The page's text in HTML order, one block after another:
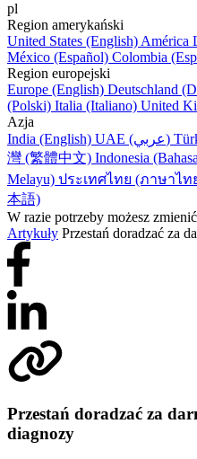
pl
Region amerykański
United States (English) América
México (Español) Colombia
Region europejski
Europe (English) Deutschland
(Polski) Italia (Italiano) United
Azja
India (English)
UAE (عربي)
灣 (繁體中文) Indonesia
Melayu) ประเทศไทย (ภาษาไท
本語)
W razie potrzeby możesz
Artykuły Przestań doradzać za
Przestań doradzać za
diagnozy